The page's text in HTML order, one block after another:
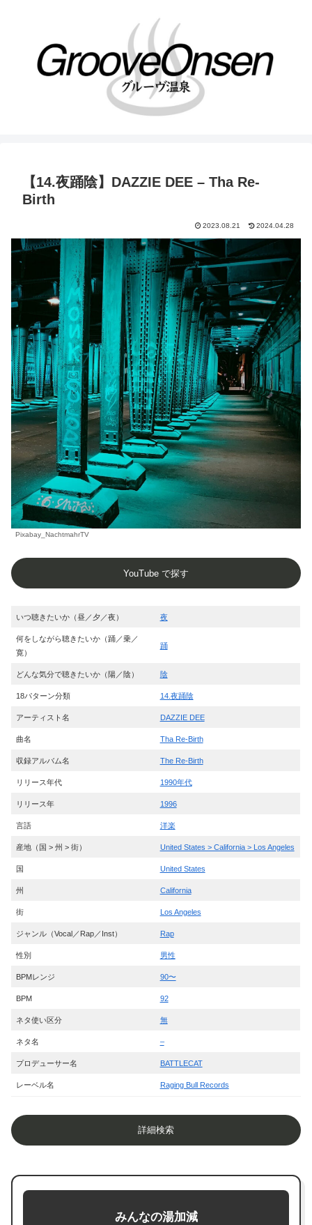
【14.夜踊陰】DAZZIE DEE – Tha Re-
Birth
2023.08.21 2024.04.28
Pixabay_NachtmahrTV
YouTube で探す
いつ聴きたいか（昼／夕／夜） 夜
何をしながら聴きたいか（踊／乗／
寛）
踊
どんな気分で聴きたいか（陽／陰） 陰
18パターン分類 14.夜踊陰
アーティスト名 DAZZIE DEE
曲名 Tha Re-Birth
収録アルバム名 The Re-Birth
リリース年代 1990年代
リリース年 1996
言語 洋楽
産地（国 > 州 > 街） United States > California > Los Angeles
国 United States
州 California
街 Los Angeles
ジャンル（Vocal／Rap／Inst） Rap
性別 男性
BPMレンジ 90〜
BPM 92
ネタ使い区分 無
ネタ名 –
プロデューサー名 BATTLECAT
レーベル名 Raging Bull Records
詳細検索
みんなの湯加減